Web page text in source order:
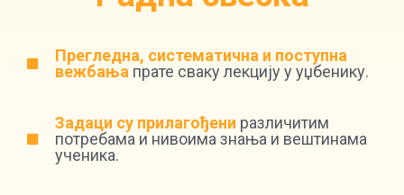
Прегледна, систематична и поступна
вежбања прате сваку лекцију у уџбенику.
Задаци су прилагођени различитим
потребама и нивоима знања и вештинама
ученика.